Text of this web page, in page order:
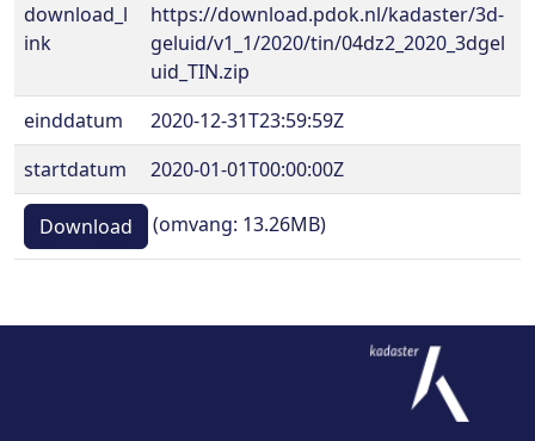
download_l
ink
https://download.pdok.nl/kadaster/3d-
geluid/v1_1/2020/tin/04dz2_2020_3dgel
uid_TIN.zip
einddatum
2020-12-31T23:59:59Z
startdatum
2020-01-01T00:00:00Z
Download (omvang: 13.26MB)